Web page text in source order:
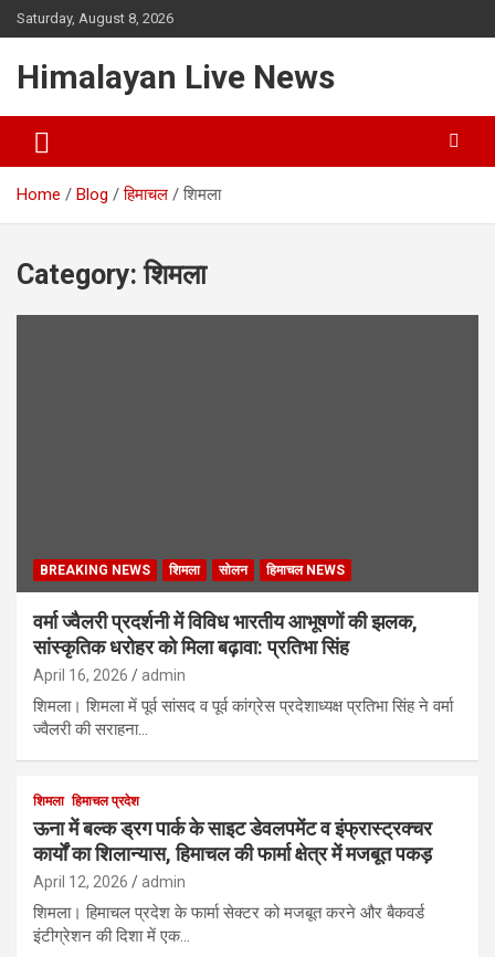
Saturday, August 8, 2026
Himalayan Live News
Home Blog हिमाचल शिमला
Category:शिमला
BREAKING NEWS शिमला सोलन हिमाचल NEWS
वर्मा ज्वैलरी प्रदर्शनी में विविध भारतीय आभूषणों की झलक,
सांस्कृतिक धरोहर को मिला बढ़ावा: प्रतिभा सिंह
April 16, 2026 admin
शिमला। शिमला में पूर्व सांसद व पूर्व कांग्रेस प्रदेशाध्यक्ष प्रतिभा सिंह ने वर्मा
ज्वैलरी की सराहना…
शिमला हिमाचल प्रदेश
ऊना में बल्क ड्रग पार्क के साइट डेवलपमेंट व इंफ्रास्ट्रक्चर
कार्यों का शिलान्यास, हिमाचल की फार्मा क्षेत्र में मजबूत पकड़
April 12, 2026 admin
शिमला। हिमाचल प्रदेश के फार्मा सेक्टर को मजबूत करने और बैकवर्ड
इंटीग्रेशन की दिशा में एक…